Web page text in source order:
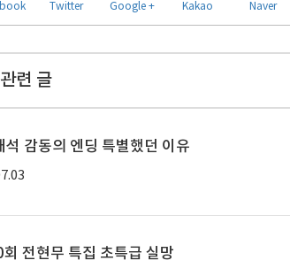
Twitter Google + Kakao Naver
련 글
석 감동의 엔딩 특별했던 이유
전현무 특집 초특급 실망